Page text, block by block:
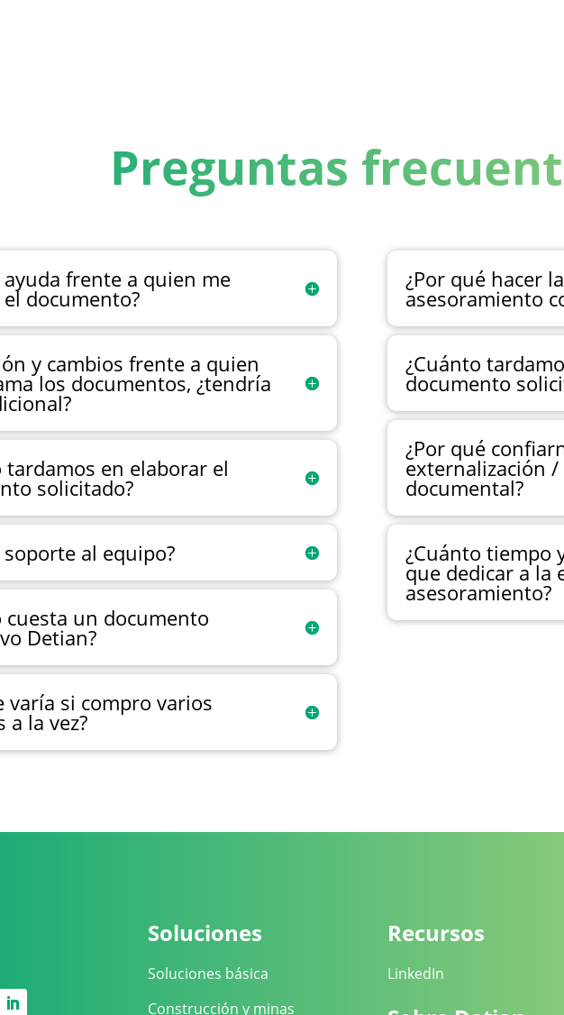
Preguntas
ayuda frente a quien me
documento?
y cambios frente a quien
los documentos, ¿tendría
tardamos en elaborar el
solicitado?
soporte al equipo?
cuesta un documento
Detian?
varía si compro varios
a la vez?
¿Por qué hacer
asesoramiento
¿Cuánto
documento
¿Por qué
externalización
documental?
¿Cuánto tiempo
que dedicar a la
asesoramiento?
Soluciones
Soluciones básica
Construcción y minas
Recursos
LinkedIn